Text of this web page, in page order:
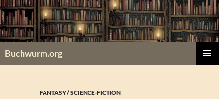
Zum
Inhalt
springen
Buchwurm.org
FANTASY / SCIENCE-FICTION